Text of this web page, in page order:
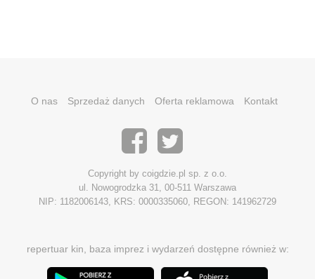
O nas Sprzedaż danych Oferta reklamowa Kontakt
Copyright by coigdzie.pl sp. z o.o.
ul. Nowogrodzka 31, 00-511 Warszawa
NIP: 1182006143, KRS: 0000335060, REGON: 141962729
repertuar kin, baza imprez i wydarzeń dostępne również w: